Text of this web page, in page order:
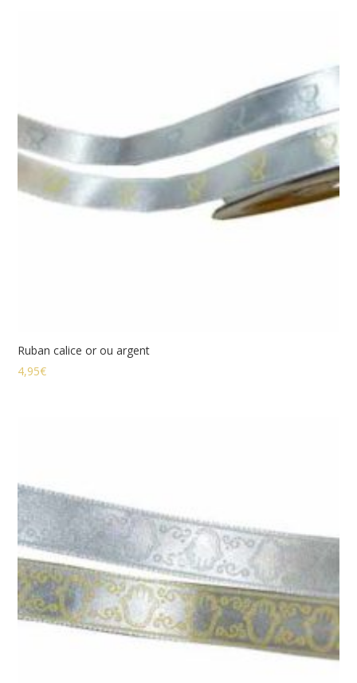
Ruban calice or ou argent
4,95€